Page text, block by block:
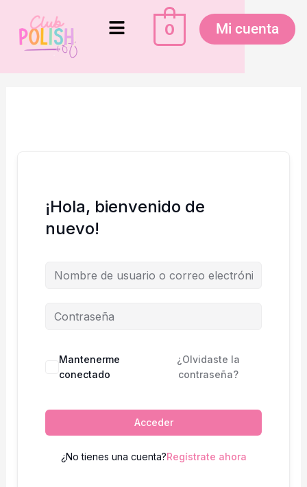
contenido
Menú 0 Mi cuenta
¡Hola, bienvenido de
nuevo!
Mantenerme
conectado
¿Olvidaste la
contraseña?
Acceder
¿No tienes una cuenta?Regístrate ahora